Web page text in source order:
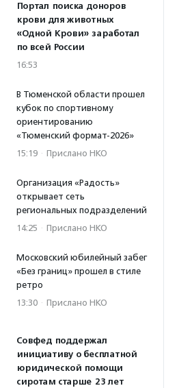
Портал поиска доноров
крови для животных
«Одной Крови» заработал
по всей России
16:53
В Тюменской области прошел
кубок по спортивному
ориентированию
«Тюменский формат-2026»
15:19 · Прислано НКО
Организация «Радость»
открывает сеть
региональных подразделений
14:25 · Прислано НКО
Московский юбилейный забег
«Без границ» прошел в стиле
ретро
13:30 · Прислано НКО
Совфед поддержал
инициативу о бесплатной
юридической помощи
сиротам старше 23 лет